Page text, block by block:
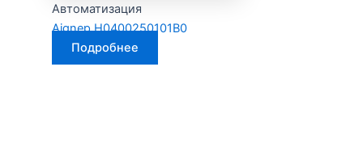
Автоматизация
Aignep H0400250101B0
Подробнее